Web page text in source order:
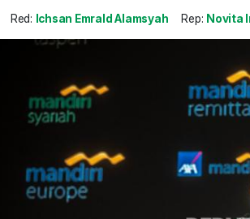
Red: Ichsan Emrald Alamsyah Rep: Novita